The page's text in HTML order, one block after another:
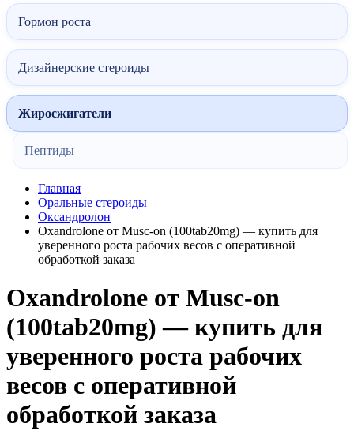
Гормон роста
Дизайнерские стероиды
Жиросжигатели
Пептиды
Главная
Оральные стероиды
Оксандролон
Oxandrolone от Musc-on (100tab20mg) — купить для
уверенного роста рабочих весов с оперативной
обработкой заказа
Oxandrolone от Musc-on
(100tab20mg) — купить для
уверенного роста рабочих
весов с оперативной
обработкой заказа